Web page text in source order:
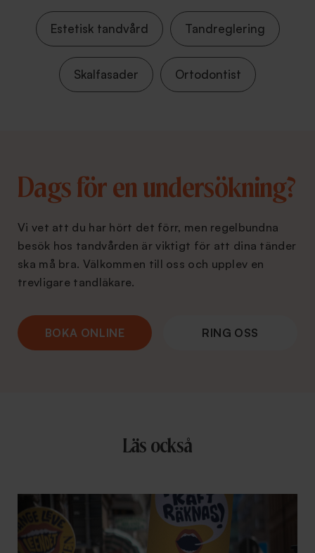
Estetisk tandvård Tandreglering
Skalfasader Ortodontist
Dags för en undersökning?
Vi vet att du har hört det förr, men regelbundna
besök hos tandvården är viktigt för att dina tänder
ska må bra. Välkommen till oss och upplev en
trevligare tandläkare.
BOKA ONLINE RING OSS
Läs också